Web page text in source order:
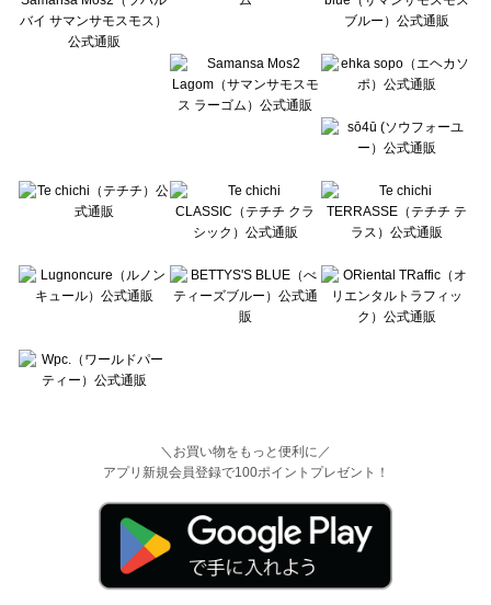
BETTY'S BLUE（べティーズブルー）の一覧
Wpc.（ワールドパーティー）の一覧
＼お買い物をもっと便利に／
アプリ新規会員登録で100ポイントプレゼント！